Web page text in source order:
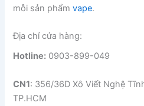
mỗi sản phẩmvape.
Địa chỉ cửa hàng:
Hotline: 0903-899-049
CN1: 356/36D Xô Viết Nghệ
TP.HCM